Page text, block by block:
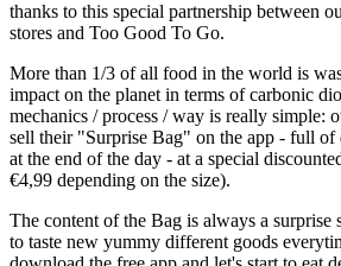
thanks to this special partnership between
stores and Too Good To Go.
More than 1/3 of all food in the world is
impact on the planet in terms of carbonic
mechanics / process / way is really simple:
sell their "Surprise Bag" on the app - full
at the end of the day - at a special
€4,99 depending on the size).
The content of the Bag is always a surprise
to taste new yummy different goods